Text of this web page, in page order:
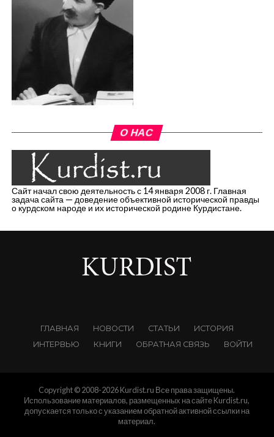
О НАС
Сайт начал свою деятельность с 14 января 2008 г. Главная
задача сайта — доведение объективной исторической правды
о курдском народе и их исторической родине Курдистане.
ГЛАВНАЯ НОВОСТИ СТАТЬИ
ИСТОРИЯ
ИНТЕРВЬЮ
КНИГИ ОБРАТНАЯ СВЯЗЬ ВОЙТИ
Copyright © 2008-2026 Kurdist.ru Все права защищены.
Использование материалов, размещенных на сайте Kurdist.ru,
допускается только с указанием обратной активной ссылки на
материал.